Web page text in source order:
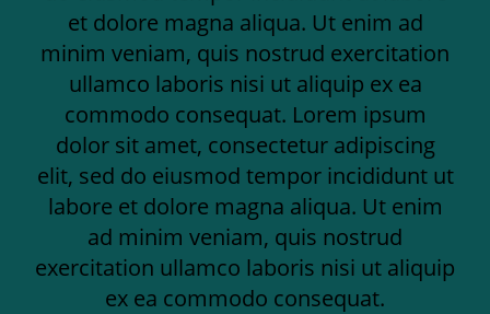
et dolore magna aliqua. Ut enim ad
minim veniam, quis nostrud exercitation
ullamco laboris nisi ut aliquip ex ea
commodo consequat. Lorem ipsum
dolor sit amet, consectetur adipiscing
elit, sed do eiusmod tempor incididunt ut
labore et dolore magna aliqua. Ut enim
ad minim veniam, quis nostrud
exercitation ullamco laboris nisi ut aliquip
ex ea commodo consequat.